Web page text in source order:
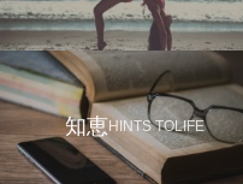
知恵HINTS TOLIFE